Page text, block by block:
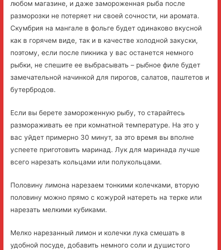
любом магазине, и даже замороженная рыба после
разморозки не потеряет ни своей сочности, ни аромата.
Скумбрия на мангале в фольге будет одинаково вкусной
как в горячем виде, так и в качестве холодной закуски,
поэтому, если после пикника у вас останется немного
рыбки, не спешите ее выбрасывать – рыбное филе будет
замечательной начинкой для пирогов, салатов, паштетов и
бутербродов.
Если вы берете замороженную рыбу, то старайтесь
размораживать ее при комнатной температуре. На это у
вас уйдет примерно 30 минут, за это время вы вполне
успеете приготовить маринад. Лук для маринада лучше
всего нарезать кольцами или полукольцами.
Половину лимона нарезаем тонкими колечками, вторую
половину можно прямо с кожурой натереть на терке или
нарезать мелкими кубиками.
Мелко нарезанный лимон и колечки лука смешать в
удобной посуде, добавить немного соли и душистого